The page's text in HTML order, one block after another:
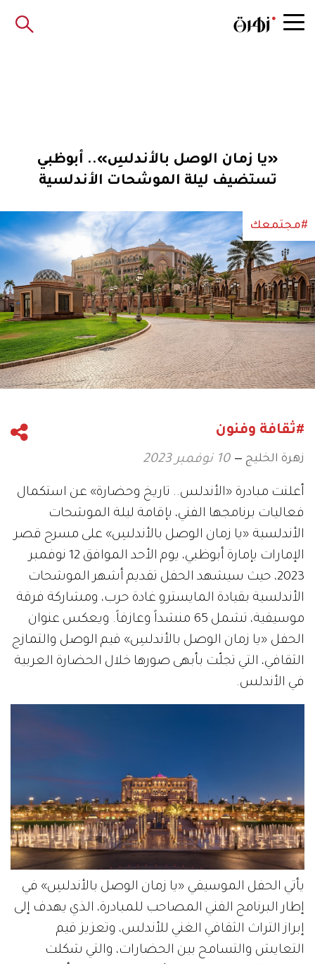
«يا زمان الوصل بالأندلسِ».. أبوظبي
تستضيف ليلة الموشحات الأندلسية
#مجتمعك
#ثقافة وفنون
زهرة الخليج 10 نوفمبر 2023
أعلنت مبادرة «الأندلس.. تاريخ وحضارة» عن استكمال
فعاليات برنامجها الفني، بإقامة ليلة الموشحات
الأندلسية «يا زمان الوصل بالأندلسِ» على مسرح قصر
الإمارات بإمارة أبوظبي، يوم الأحد الموافق 12 نوفمبر
2023، حيث سيشهد الحفل تقديم أشهر الموشحات
الأندلسية بقيادة المايسترو غادة حرب، ومشاركة فرقة
موسيقية، تشمل 65 منشداً وعازفاً. ويعكس عنوان
الحفل «يا زمان الوصل بالأندلسِ» قيم الوصل والتمازج
الثقافي، التي تجلّت بأبهى صورها خلال الحضارة العربية
في الأندلس.
يأتي الحفل الموسيقي «يا زمان الوصل بالأندلسِ» في
إطار البرنامج الفني المصاحب للمبادرة، الذي يهدف إلى
إبراز التراث الثقافي الغني للأندلس، وتعزيز قيم
التعايش والتسامح بين الحضارات، والتي شكلت